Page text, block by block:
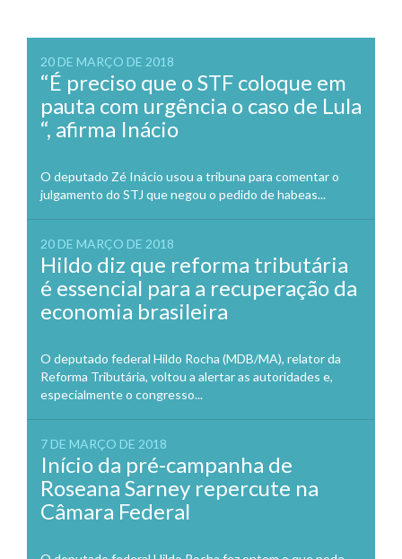
20 DE MARÇO DE 2018
“É preciso que o STF coloque em
pauta com urgência o caso de Lula
“, afirma Inácio
O deputado Zé Inácio usou a tribuna para comentar o
julgamento do STJ que negou o pedido de habeas...
20 DE MARÇO DE 2018
Hildo diz que reforma tributária
é essencial para a recuperação da
economia brasileira
O deputado federal Hildo Rocha (MDB/MA), relator da
Reforma Tributária, voltou a alertar as autoridades e,
especialmente o congresso...
7 DE MARÇO DE 2018
Início da pré-campanha de
Roseana Sarney repercute na
Câmara Federal